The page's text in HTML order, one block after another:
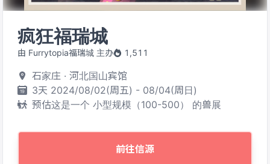
疯狂福瑞城
由 Furrytopia福瑞城 主办 1,511
石家庄 · 河北国山宾馆
3天 2024/08/02(周五) - 08/04(周日)
预估这是一个 小型规模（100-500） 的兽展
前往信源